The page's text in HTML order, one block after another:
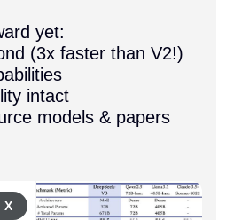
yet:
(3x faster than V2!)
intact
models & papers
X